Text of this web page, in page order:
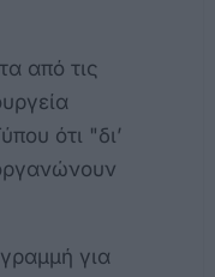
από τις
ότι "δι’
για